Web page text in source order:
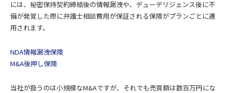
には、秘密保持契約締結後の情報漏洩や、デューデリジェンス後に不
備が発覚した際に弁護士相談費用が保証される保険がプランごとに適
用されます。
NDA情報漏洩保険
M&A後押し保険
当社が扱うのは小規模なM&Aですが、それでも売買額は数百万円にな